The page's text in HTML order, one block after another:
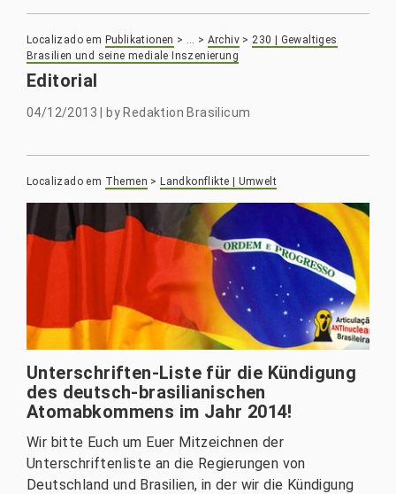
Localizado em Publikationen > … > Archiv >230 | Gewaltiges
Brasilien und seine mediale Inszenierung
Editorial
04/12/2013 by Redaktion Brasilicum
Localizado em Themen >Landkonflikte | Umwelt
Unterschriften-Liste für die Kündigung
des deutsch-brasilianischen
Atomabkommens im Jahr 2014!
Wir bitte Euch um Euer Mitzeichnen der
Unterschriftenliste an die Regierungen von
Deutschland und Brasilien, in der wir die Kündigung